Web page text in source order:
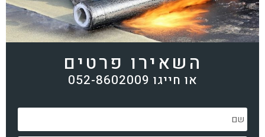
השאירו פרטים
או חייגו 052-8602009